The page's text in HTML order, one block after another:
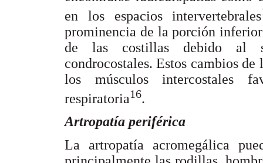
en los espacios intervertebrales
prominencia de la porción
de las costillas debido al
condrocostales. Estos cambios
los músculos intercostales
respiratoria16.
Artropatía periférica
La artropatía acromegálica